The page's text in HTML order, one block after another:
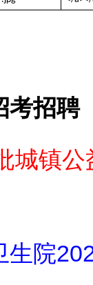
考招聘
城镇
院